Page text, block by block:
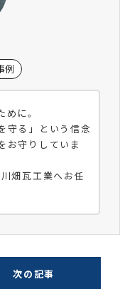
例
に。
守る」という信念
お守りしていま
畑瓦工業へお任
次の記事